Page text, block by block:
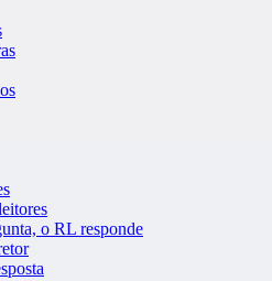
o RL responde